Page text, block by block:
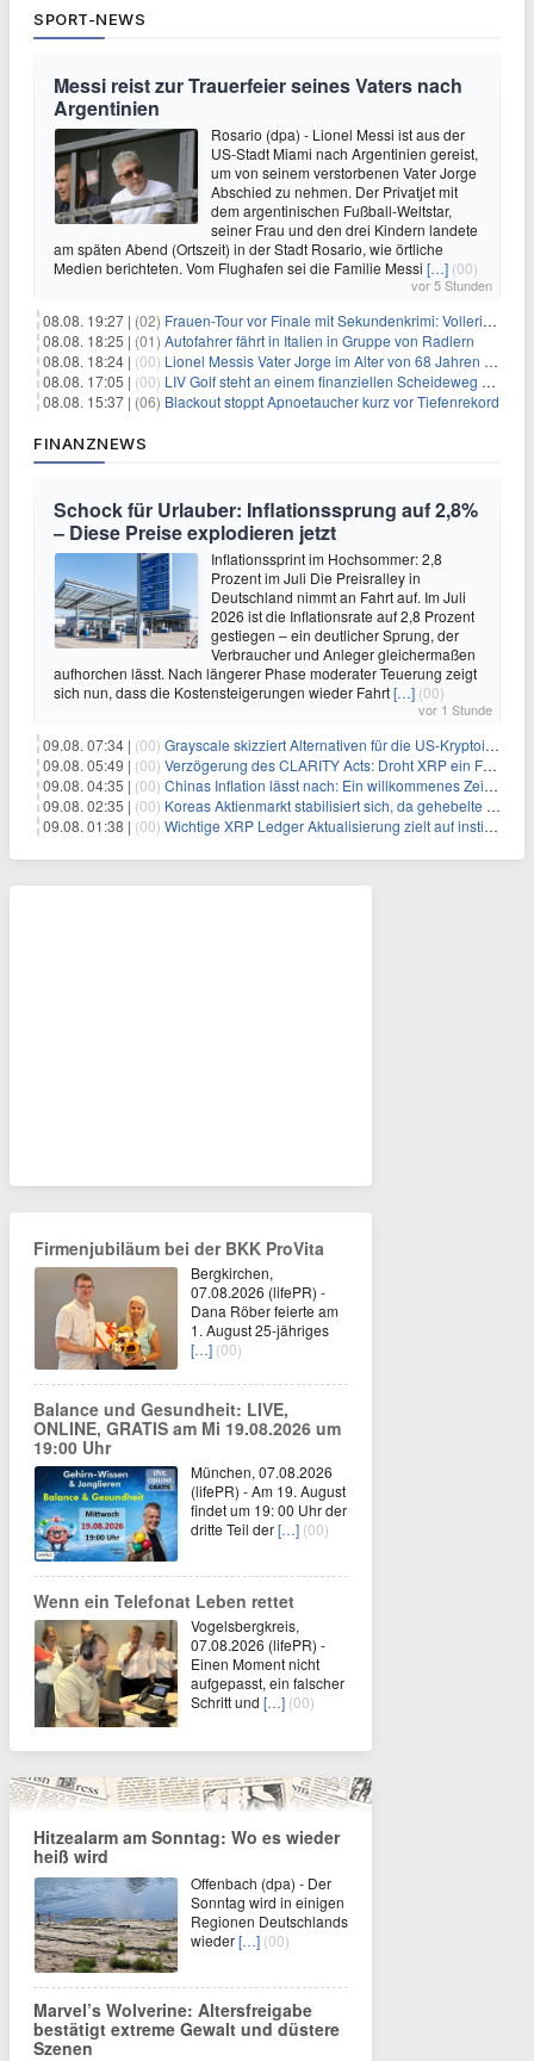
SPORT-NEWS
Messi reist zur Trauerfeier seines Vaters nach
Argentinien
Rosario (dpa) - Lionel Messi ist aus der
US-Stadt Miami nach Argentinien gereist,
um von seinem verstorbenen Vater Jorge
Abschied zu nehmen. Der Privatjet mit
dem argentinischen Fußball-Weltstar,
seiner Frau und den drei Kindern landete
am späten Abend (Ortszeit) in der Stadt Rosario, wie örtliche
Medien berichteten. Vom Flughafen sei die Familie Messi […] (00)
vor 5 Stunden
08.08. 19:27 | (02) Frauen-Tour vor Finale mit Sekundenkrimi: Vollering in Gelb
08.08. 18:25 | (01) Autofahrer fährt in Italien in Gruppe von Radlern
08.08. 18:24 | (00) Lionel Messis Vater Jorge im Alter von 68 Jahren gestorben
08.08. 17:05 | (00) LIV Golf steht an einem finanziellen Scheideweg auf der Suche nach neuen Investitionen
08.08. 15:37 | (06) Blackout stoppt Apnoetaucher kurz vor Tiefenrekord
FINANZNEWS
Schock für Urlauber: Inflationssprung auf 2,8%
– Diese Preise explodieren jetzt
Inflationssprint im Hochsommer: 2,8
Prozent im Juli Die Preisralley in
Deutschland nimmt an Fahrt auf. Im Juli
2026 ist die Inflationsrate auf 2,8 Prozent
gestiegen – ein deutlicher Sprung, der
Verbraucher und Anleger gleichermaßen
aufhorchen lässt. Nach längerer Phase moderater Teuerung zeigt
sich nun, dass die Kostensteigerungen wieder Fahrt[…] (00)
vor 1 Stunde
09.08. 07:34 | (00) Grayscale skizziert Alternativen für die US-Kryptoindustrie ohne CLARITY Act
09.08. 05:49 | (00) Verzögerung des CLARITY Acts: Droht XRP ein Fall unter die $1-Marke?
09.08. 04:35 | (00) Chinas Inflation lässt nach: Ein willkommenes Zeichen für Investoren angesichts der Folgen des Öl-Schocks
09.08. 02:35 | (00) Koreas Aktienmarkt stabilisiert sich, da gehebelte Positionen abgebaut werden
09.08. 01:38 | (00) Wichtige XRP Ledger Aktualisierung zielt auf institutionelle Akzeptanz ab
Firmenjubiläum bei der BKK ProVita
Bergkirchen,
07.08.2026 (lifePR) -
Dana Röber feierte am
1. August 25-jähriges
[…] (00)
Balance und Gesundheit: LIVE,
ONLINE, GRATIS am Mi 19.08.2026 um
19:00 Uhr
München, 07.08.2026
(lifePR) - Am 19. August
findet um 19: 00 Uhr der
dritte Teil der[…] (00)
Wenn ein Telefonat Leben rettet
Vogelsbergkreis,
07.08.2026 (lifePR) -
Einen Moment nicht
aufgepasst, ein falscher
Schritt und […] (00)
Hitzealarm am Sonntag: Wo es wieder
heiß wird
Offenbach (dpa) - Der
Sonntag wird in einigen
Regionen Deutschlands
wieder[…] (00)
Marvel’s Wolverine: Altersfreigabe
bestätigt extreme Gewalt und düstere
Szenen